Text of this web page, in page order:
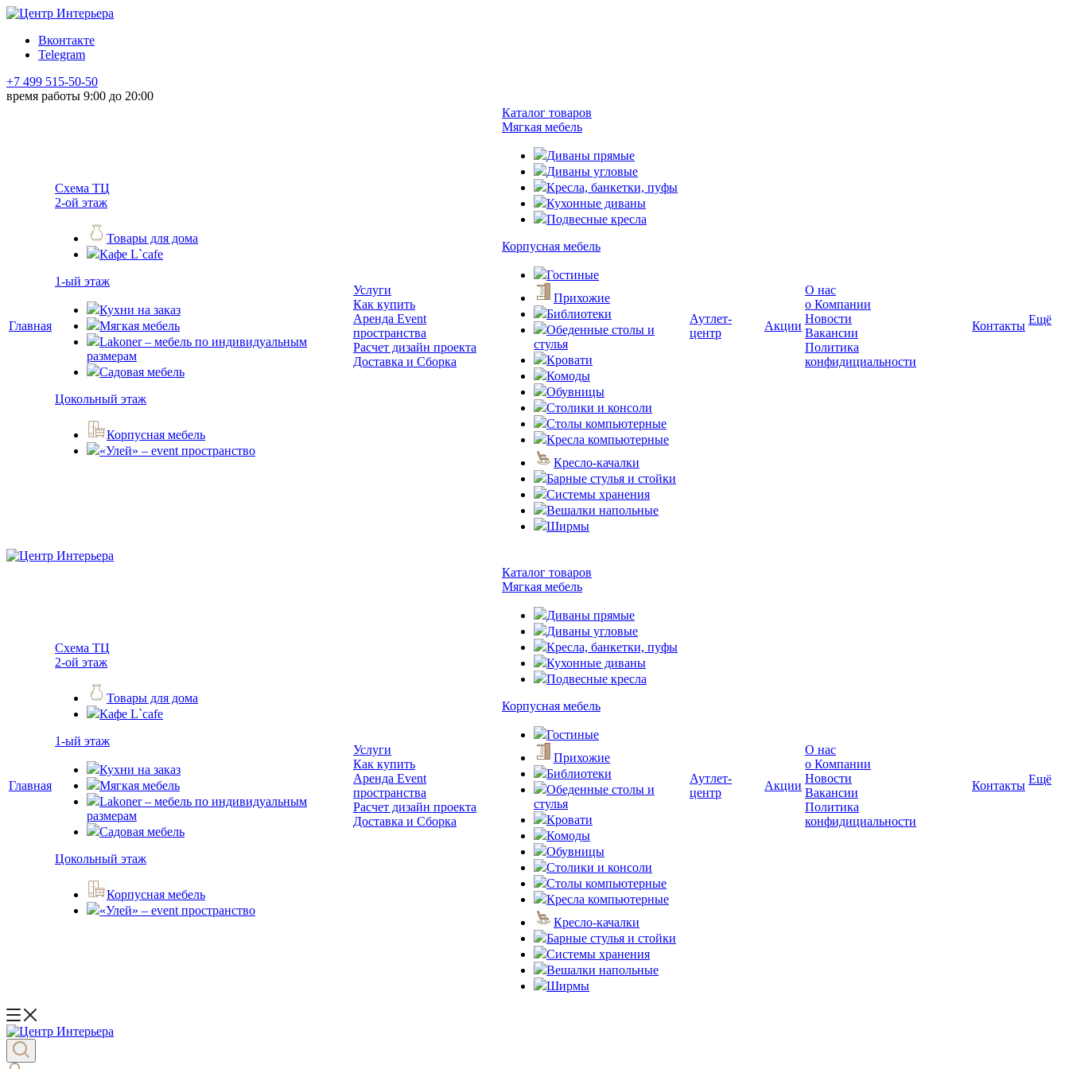
Вконтакте
Telegram
+7 499 515-50-50
время работы 9:00 до 20:00
Главная
Схема ТЦ
2-ой этаж
Товары для дома
Кафе L`cafe
1-ый этаж
Кухни на заказ
Мягкая мебель
Lakoner – мебель по индивидуальным
размерам
Садовая мебель
Цокольный этаж
Корпусная мебель
«Улей» – event пространство
Услуги
Как купить
Аренда Event
пространства
Расчет дизайн проекта
Доставка и Сборка
Каталог товаров
Мягкая мебель
Диваны прямые
Диваны угловые
Кресла, банкетки, пуфы
Кухонные диваны
Подвесные кресла
Корпусная мебель
Гостиные
Прихожие
Библиотеки
Обеденные столы и
стулья
Кровати
Комоды
Обувницы
Столики и консоли
Столы компьютерные
Кресла компьютерные
Кресло-качалки
Барные стулья и стойки
Системы хранения
Вешалки напольные
Ширмы
Аутлет-
центр
Акции
О нас
о Компании
Новости
Вакансии
Политика
конфидициальности
Контакты Ещё
Главная
Схема ТЦ
2-ой этаж
Товары для дома
Кафе L`cafe
1-ый этаж
Кухни на заказ
Мягкая мебель
Lakoner – мебель по индивидуальным
размерам
Садовая мебель
Цокольный этаж
Корпусная мебель
«Улей» – event пространство
Услуги
Как купить
Аренда Event
пространства
Расчет дизайн проекта
Доставка и Сборка
Каталог товаров
Мягкая мебель
Диваны прямые
Диваны угловые
Кресла, банкетки, пуфы
Кухонные диваны
Подвесные кресла
Корпусная мебель
Гостиные
Прихожие
Библиотеки
Обеденные столы и
стулья
Кровати
Комоды
Обувницы
Столики и консоли
Столы компьютерные
Кресла компьютерные
Кресло-качалки
Барные стулья и стойки
Системы хранения
Вешалки напольные
Ширмы
Аутлет-
центр
Акции
О нас
о Компании
Новости
Вакансии
Политика
конфидициальности
Контакты Ещё